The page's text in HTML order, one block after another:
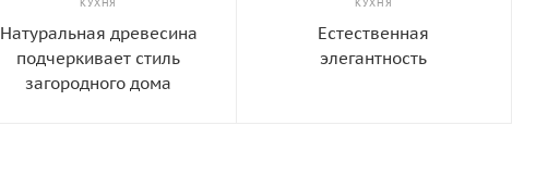
КУХНЯ
Натуральная древесина
подчеркивает стиль
загородного дома
КУХНЯ
Естественная
элегантность